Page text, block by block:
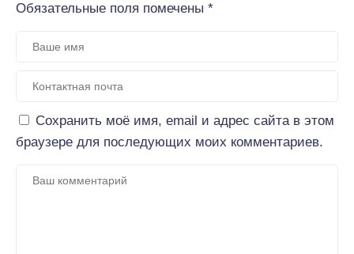
Обязательные поля помечены *
Сохранить моё имя, email и адрес сайта в этом
браузере для последующих моих комментариев.